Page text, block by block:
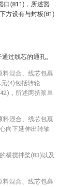
口(811)，所述豁
方设有与封板(81)
过线芯的通孔。
料混合、线芯包裹
(4)包括转轮
，所述两挤浆单
料混合、线芯包裹
向下延伸出转轴
横搅拌桨(83)以及
料混合、线芯包裹